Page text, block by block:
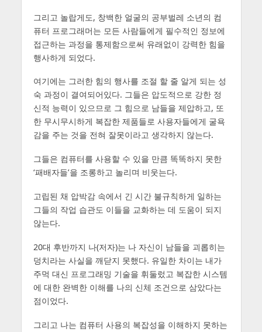
그리고 놀랍게도, 창백한 얼굴의 공부벌레 소년의 컴
퓨터 프로그래머는 모든 사람들에게 필수적인 정보에
접근하는 과정을 통제함으로써 유래없이 강력한 힘을
행사하게 되었다.
여기에는 그러한 힘의 행사를 조절 할 줄 알게 되는 성
숙 과정이 결여되어있다. 그들은 압도적으로 강한 정
신적 능력이 있으므로 그 힘으로 남들을 제압하고, 또
한 무시무시하게 복잡한 제품들로 사용자들에게 굴욕
감을 주는 것을 전혀 잘못이라고 생각하지 않는다.
그들은 컴퓨터를 사용할 수 있을 만큼 똑똑하지 못한
‘패배자들’을 조롱하고 놀리며 비웃는다.
고립된 채 압박감 속에서 긴 시간 불규칙하게 일하는
그들의 작업 습관도 이들을 교화하는 데 도움이 되지
않는다.
20대 후반까지 나(저자)는 나 자신이 남들을 괴롭히는
덩치라는 사실을 깨닫지 못했다. 유일한 차이는 내가
주먹 대신 프로그래밍 기술을 휘둘렀고 복잡한 시스템
에 대한 완벽한 이해를 나의 신체 조건으로 삼았다는
점이었다.
그리고 나는 컴퓨터 사용의 복잡성을 이해하지 못하는